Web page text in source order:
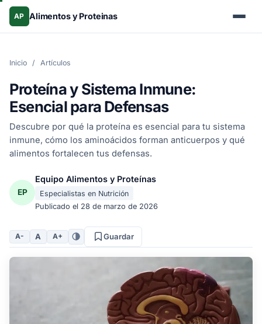
AP Alimentos y Proteinas
Inicio / Artículos
Proteína y Sistema Inmune:
Esencial para Defensas
Descubre por qué la proteína es esencial para tu sistema
inmune, cómo los aminoácidos forman anticuerpos y qué
alimentos fortalecen tus defensas.
EP
Equipo Alimentos y Proteínas
Especialistas en Nutrición
Publicado el 28 de marzo de 2026
A- A A+ Guardar